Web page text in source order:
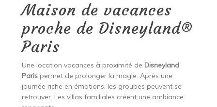
Maison de vacances
proche de Disneyland®
Paris
Une location vacances à proximité de Disneyland
Parispermet de prolonger la magie. Après une
journée riche en émotions, les groupes peuvent se
retrouver. Les villas familiales créent une ambiance